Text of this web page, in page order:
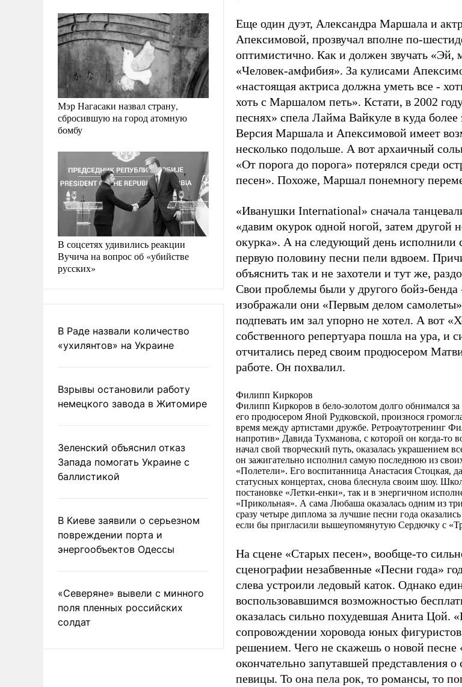
Мэр Нагасаки назвал страну,
сбросившую на город атомную
бомбу
В соцсетях удивились реакции
Вучича на вопрос об «убийстве
русских»
В Раде назвали количество
«ухилянтов» на Украине
Взрывы остановили работу
немецкого завода в Житомире
Зеленский объяснил отказ
Запада помогать Украине с
баллистикой
В Киеве заявили о серьезном
повреждении порта и
энергообъектов Одессы
«Северяне» вывели с минного
поля пленных российских
солдат
Еще один дуэт, Александра Маршала и
Апексимовой, прозвучал вполне по-
оптимистично. Как и должен звучать «Эй,
«Человек-амфибия». За кулисами
«настоящая актриса должна уметь все -
хоть с Маршалом петь». Кстати, в 2002
песнях» спела Лайма Вайкуле в куда
Версия Маршала и Апексимовой имеет
несколько подольше. А вот архаичный
«От порога до порога» потерялся среди
песен». Похоже, Маршал понемногу
«Иванушки International» сначала
«давим окурок одной ногой, затем другой
окурка». А на следующий день исполнили
первую половину песни пели вдвоем.
объяснить так и не захотели и тут же,
Свои проблемы были у другого бойз-
изображали они «Первым делом
подпевать им зал упорно не хотел. А вот
собственного репертуара пошла на ура, и
отчитались перед своим продюсером
работе. Он похвалил.
Филипп Киркоров
Филипп Киркоров в бело-золотом долго обнимался
его продюсером Яной Рудковской, произнося
время между артистами дружбе. Ретроаутотренинг
напротив» Давида Тухманова, с которой он когда-то
начал свой творческий путь, оказалась украшением
он зажигательно исполнил самую последнюю из
«Полетели». Его воспитанница Анастасия Стоцкая,
статусных концертах, снова блеснула своим шоу.
постановке «Летки-енки», так и в энергичном
«Прикольная». А сама Любаша оказалась одним из
сразу четыре диплома за лучшие песни года
если бы пригласили вышеупомянутую Сердючку с
На сцене «Старых песен», вообще-то
сценографии незабвенные «Песни года»
слева устроили ледовый каток. Однако
воспользовавшимся возможностью
оказалась сильно похудевшая Анита Цой.
сопровождении хоровода юных
решением. Чего не скажешь о новой песне
окончательно запутавшей представления
певицы. То она пела рок, то романсы, то